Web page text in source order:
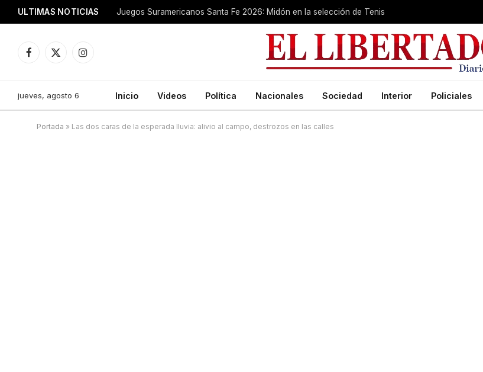
ULTIMAS NOTICIAS Juegos Suramericanos Santa Fe 2026: Midón en la selección de Tenis
Facebook
X
Instagram
jueves, agosto 6 Inicio Videos Política Nacionales Sociedad Interior Policiales
Portada » Las dos caras de la esperada lluvia: alivio al campo, destrozos en las calles